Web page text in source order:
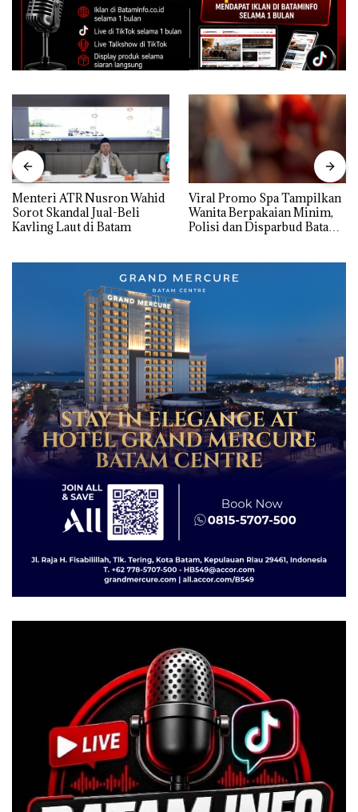
Menteri ATR Nusron Wahid
Sorot Skandal Jual-Beli
Kavling Laut di Batam
Viral Promo Spa Tampilkan
Wanita Berpakaian Minim,
Polisi dan Disparbud Batam